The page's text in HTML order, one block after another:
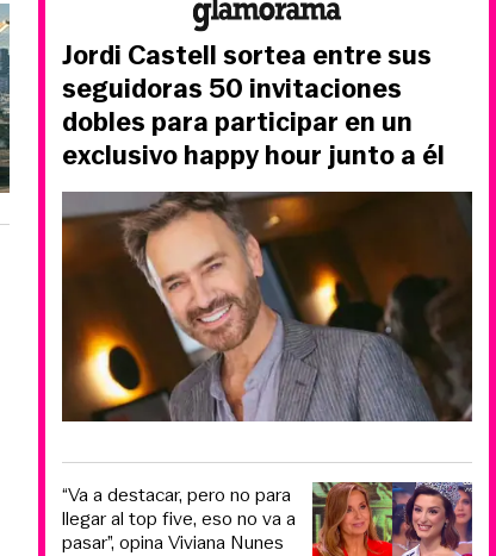
Jordi Castell sortea entre sus
seguidoras 50 invitaciones
dobles para participar en un
exclusivo happy hour junto a él
“Va a destacar, pero no para
llegar al top five, eso no va a
pasar”, opina Viviana Nunes